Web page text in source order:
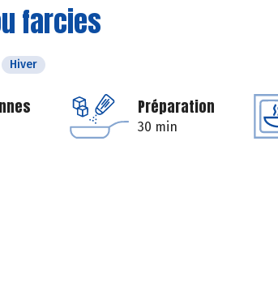
farcies
Hiver
Préparation
30 min